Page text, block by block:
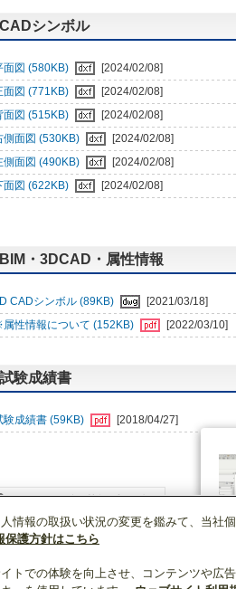
CADシンボル
面図 (580KB)
[2024/02/08]
面図 (771KB)
[2024/02/08]
面図 (515KB)
[2024/02/08]
側面図 (530KB)
[2024/02/08]
側面図 (490KB)
[2024/02/08]
面図 (622KB)
[2024/02/08]
BIM・3DCAD・属性情報
CADシンボル (89KB)
[2021/03/18]
性情報について (152KB)
[2022/03/10]
試験成績書
験成績書 (59KB) [2018/04/27]
トップ 製品情報
情報の取扱い状況の変更を鑑みて、当社
保護方針はこちら
トでの体験を向上させ、コンテンツや広